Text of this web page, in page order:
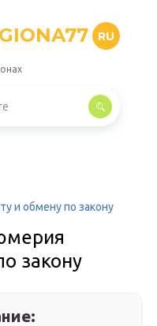
RU
и обмену по закону
закону